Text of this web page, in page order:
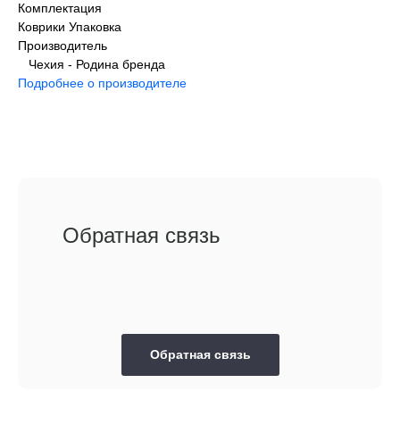
Комплектация
Коврики Упаковка
Производитель
Чехия - Родина бренда
Подробнее о производителе
Обратная связь
Обратная связь